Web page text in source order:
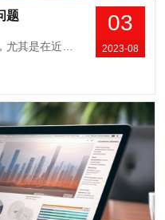
03
2023-08
题